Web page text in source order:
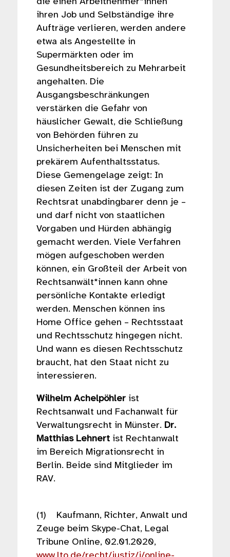
ihren Job und Selbständige ihre
Aufträge verlieren, werden andere
etwa als Angestellte in
Supermärkten oder im
Gesundheitsbereich zu Mehrarbeit
angehalten. Die
Ausgangsbeschränkungen
verstärken die Gefahr von
häuslicher Gewalt, die Schließung
von Behörden führen zu
Unsicherheiten bei Menschen mit
prekärem Aufenthaltsstatus.
Diese Gemengelage zeigt: In
diesen Zeiten ist der Zugang zum
Rechtsrat unabdingbarer denn je –
und darf nicht von staatlichen
Vorgaben und Hürden abhängig
gemacht werden. Viele Verfahren
mögen aufgeschoben werden
können, ein Großteil der Arbeit von
Rechtsanwält*innen kann ohne
persönliche Kontakte erledigt
werden. Menschen können ins
Home Office gehen – Rechtsstaat
und Rechtsschutz hingegen nicht.
Und wann es diesen Rechtsschutz
braucht, hat den Staat nicht zu
interessieren.
Wilhelm Achelpöhler ist
Rechtsanwalt und Fachanwalt für
Verwaltungsrecht in Münster. Dr.
Matthias Lehnert ist Rechtanwalt
im Bereich Migrationsrecht in
Berlin. Beide sind Mitglieder im
RAV.
(1) Kaufmann, Richter, Anwalt und
Zeuge beim Skype-Chat, Legal
Tribune Online, 02.01.2020,